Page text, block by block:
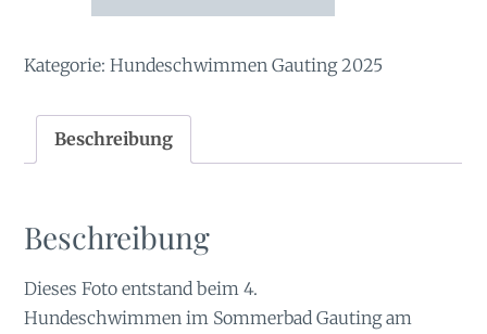
Kategorie:Hundeschwimmen Gauting 2025
Beschreibung
Beschreibung
Dieses Foto entstand beim 4.
Hundeschwimmen im Sommerbad Gauting am